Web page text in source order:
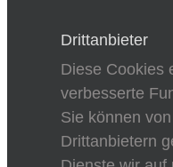
Drittanbieter
Diese Cookies
verbesserte
Sie können
Drittanbietern